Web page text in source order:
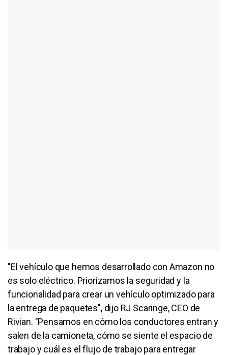
"El vehículo que hemos desarrollado con Amazon no
es solo eléctrico. Priorizamos la seguridad y la
funcionalidad para crear un vehículo optimizado para
la entrega de paquetes", dijo RJ Scaringe, CEO de
Rivian. "Pensamos en cómo los conductores entran y
salen de la camioneta, cómo se siente el espacio de
trabajo y cuál es el flujo de trabajo para entregar